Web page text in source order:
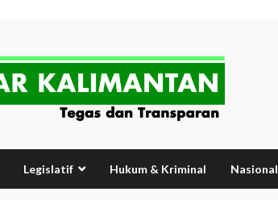
Legislatif Hukum & Kriminal Nasional